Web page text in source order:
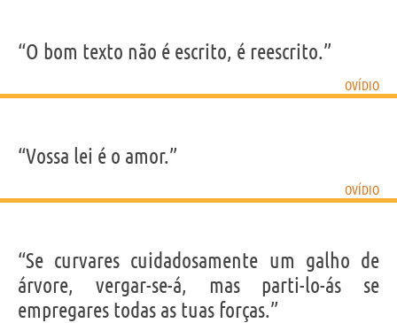
“O bom texto não é escrito, é reescrito.”
OVÍDIO
“Vossa lei é o amor.”
OVÍDIO
“Se curvares cuidadosamente um galho de
árvore, vergar-se-á, mas parti-lo-ás se
empregares todas as tuas forças.”